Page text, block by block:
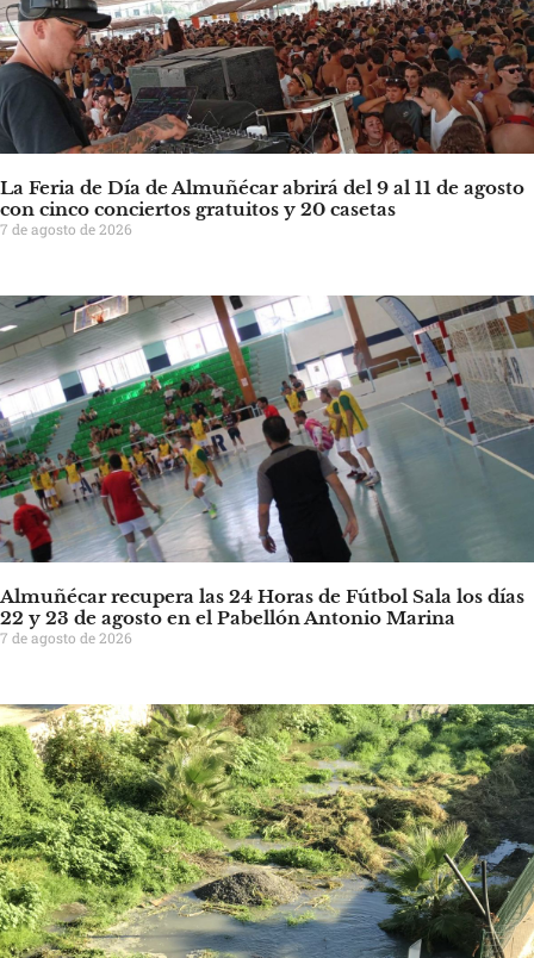
La Feria de Día de Almuñécar abrirá del 9 al 11 de agosto
con cinco conciertos gratuitos y 20 casetas
7 de agosto de 2026
Almuñécar recupera las 24 Horas de Fútbol Sala los días
22 y 23 de agosto en el Pabellón Antonio Marina
7 de agosto de 2026